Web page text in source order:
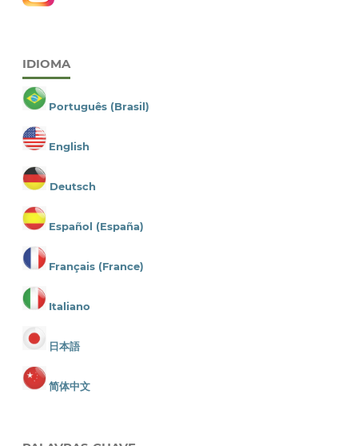
IDIOMA
Português (Brasil)
English
Deutsch
Español (España)
Français (France)
Italiano
日本語
简体中文